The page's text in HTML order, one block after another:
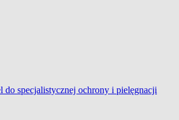
do specjalistycznej ochrony i pielęgnacji